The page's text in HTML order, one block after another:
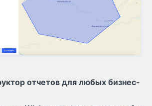
отчетов для любых бизнес-